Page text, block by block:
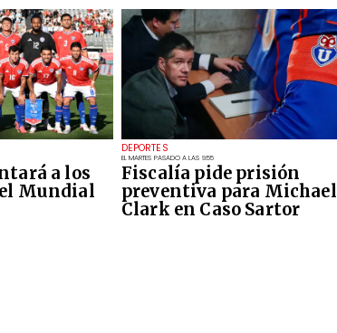
a los
Mundial
DEPORTES
EL MARTES PASADO A LAS 9:55
Fiscalía pide prisión
preventiva para Michael
Clark en Caso Sartor